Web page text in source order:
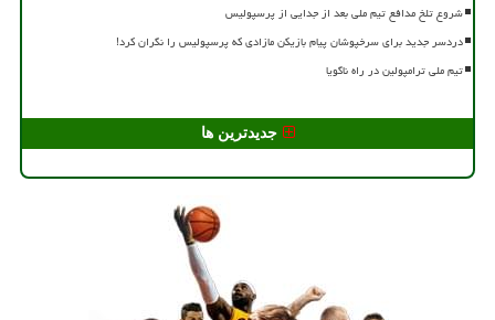
شروع تلخ مدافع تیم ملی بعد از جدایی از پرسپولیس
دردسر جدید برای سرخپوشان پیام بازیکن مازادی که پرسپولیس را نگران کرد!
تیم ملی ترامپولین در راه ناگویا
جدیدترین ها